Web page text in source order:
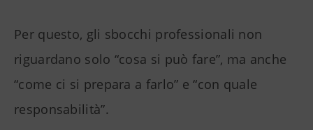
Per questo, gli sbocchi professionali non
riguardano solo “cosa si può fare”, ma anche
“come ci si prepara a farlo” e “con quale
responsabilità”.